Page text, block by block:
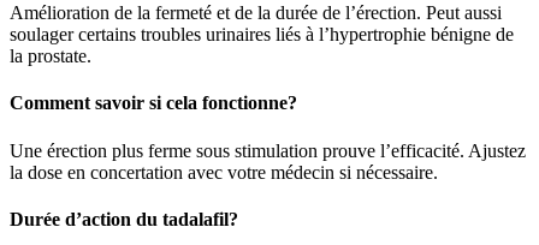
Amélioration de la fermeté et de la durée de l’érection. Peut aussi
soulager certains troubles urinaires liés à l’hypertrophie bénigne de
la prostate.
Comment savoir si cela fonctionne?
Une érection plus ferme sous stimulation prouve l’efficacité. Ajustez
la dose en concertation avec votre médecin si nécessaire.
Durée d’action du tadalafil?